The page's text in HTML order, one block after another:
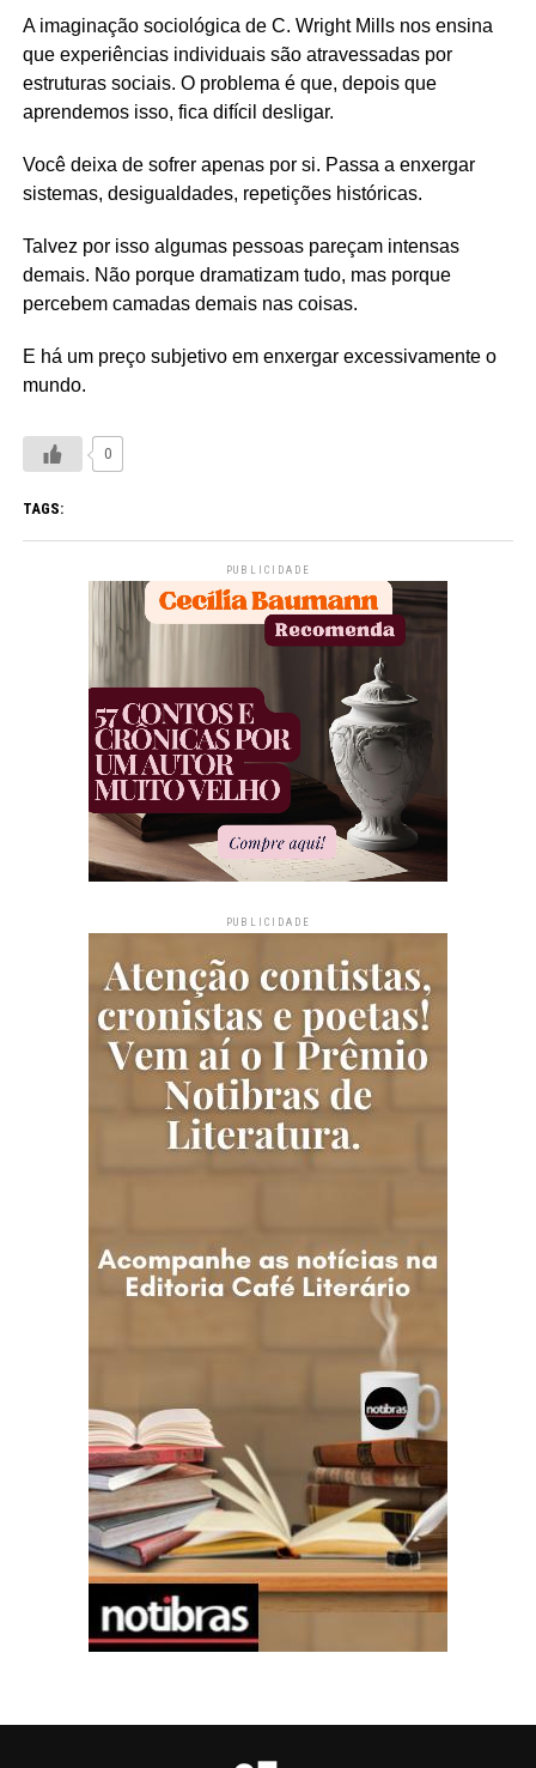
A imaginação sociológica de C. Wright Mills nos ensina
que experiências individuais são atravessadas por
estruturas sociais. O problema é que, depois que
aprendemos isso, fica difícil desligar.
Você deixa de sofrer apenas por si. Passa a enxergar
sistemas, desigualdades, repetições históricas.
Talvez por isso algumas pessoas pareçam intensas
demais. Não porque dramatizam tudo, mas porque
percebem camadas demais nas coisas.
E há um preço subjetivo em enxergar excessivamente o
mundo.
0
TAGS:
PUBLICIDADE
PUBLICIDADE